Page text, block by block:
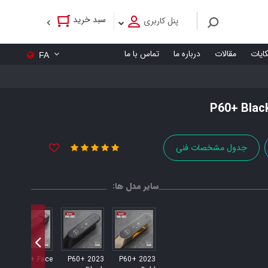
سبد خرید پنل کاربری
مقالات درباره ما تماس با ما FA
جدول مشخصات فنی
سایر مدل ها:
2023 P60+
2023 P60+
P60+ Face